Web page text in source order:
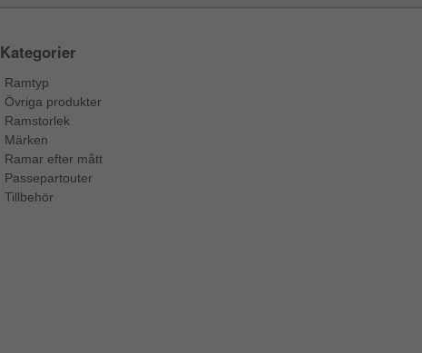
Kategorier
Ramtyp
Övriga produkter
Ramstorlek
Märken
Ramar efter mått
Passepartouter
Tillbehör